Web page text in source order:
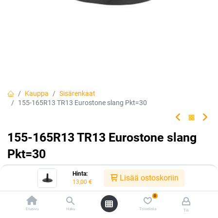
Hinta:
13,00 € Lisää ostoskoriin
Etusivu Haku
0
Toivelista Tili
Kauppa
Sisärenkaat
155-165R13 TR13 Eurostone slang Pkt=30
155-165R13 TR13 Eurostone slang
Pkt=30
Tuotekoodi: 305540
€ / kpl